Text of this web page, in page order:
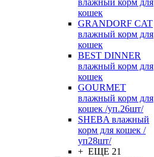
влажный корм для
кошек
GRANDORF CAT
влажный корм для
кошек
BEST DINNER
влажный корм для
кошек
GOURMET
влажный корм для
кошек /уп.26шт/
SHEBA влажный
корм для кошек /
уп28шт/
+ ЕЩЕ 21